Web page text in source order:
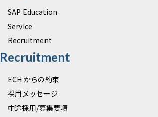
SAP Education
Service
Recruitment
Recruitment
ECH からの約束
採用メッセージ
中途採用/募集要項